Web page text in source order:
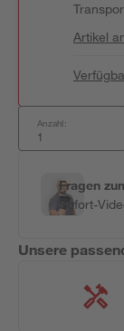
Artikel
Anzahl:
Fragen
Sofort-
Unsere